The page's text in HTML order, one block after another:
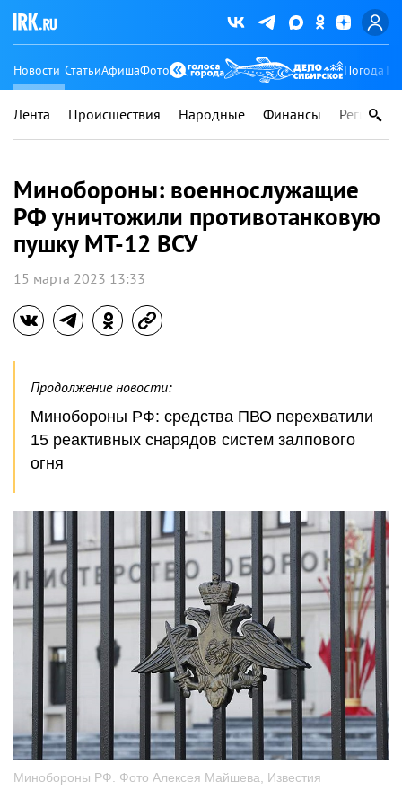
Новости СтатьиАфишаФото Погода
Лента Происшествия Народные Финансы Регионы
Минобороны: военнослужащие
РФ уничтожили противотанковую
пушку МТ-12 ВСУ
15 марта 2023 13:33
Продолжение новости:
Минобороны РФ: средства ПВО перехватили
15 реактивных снарядов систем залпового
огня
Минобороны РФ. Фото Алексея Майшева, Известия